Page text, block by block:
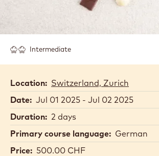
Intermediate
Location: Switzerland, Zurich
Date: Jul 01 2025 - Jul 02 2025
Duration: 2 days
Primary course language: German
Price: 500.00 CHF